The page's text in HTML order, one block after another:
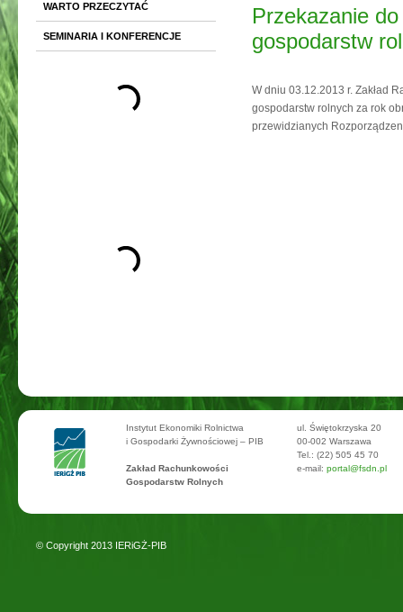
WARTO PRZECZYTAĆ
SEMINARIA I KONFERENCJE
Przekazanie
gospodarstw
W dniu 03.12.2013 r. Zakład
gospodarstw rolnych za rok
przewidzianych
Instytut Ekonomiki Rolnictwa
i Gospodarki Żywnościowej – PIB
Zakład Rachunkowości
Gospodarstw Rolnych
ul. Świętokrzyska 20
00-002 Warszawa
Tel.: (22) 505 45 70
e-mail: portal@fsdn.pl
© Copyright 2013 IERiGŻ-PIB